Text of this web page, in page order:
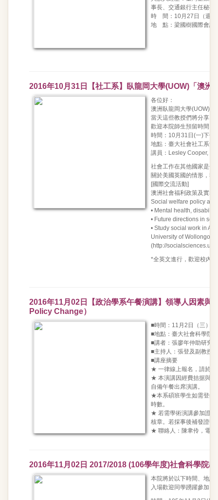
事長、交通銀行主任秘書
時 間：10月27日（週四
地 點：梁國樹國際會議
2016年10月31日【社工系】臥龍岡大學(UOW)「澳洲
各位好：
澳洲臥龍岡大學(UOW)
當天這些教授們將分享「
歡迎本院師生預留時間，
時間：10月31日(一)下午
地點：臺大社會社工系館
講員：Lesley Cooper,
社會工作在其他國家是什
關於美國英國的情形，我
[國際交流活動]
澳洲社會福利政策及實務
Social welfare policy
• Mental health,
• Future directions in
• Study social work in
University of
(http://
*全英文進行，歡迎校內
2016年11月02日【政治學系午餐演講】領導人因素
Policy Change）
■時間：11月2日（三）
■地點：臺大社會科學院
■講者：張廖年仲助研究
■主持人：張登及副教授
■講座摘要
★ 一律線上報名，請於
★ 本演講因經費拮据與歷
自備午餐出席演講。
★本系碩班學生如需登錄
時數。
★ 若需學術演講參加證明
核章。若採事後補發證明
★ 聯絡人：陳聿伶，電
2016年11月02日 2017/2018 (106學年度)社會科學院
本院將於以下時間、地點
入場歡迎同學踴躍參加。